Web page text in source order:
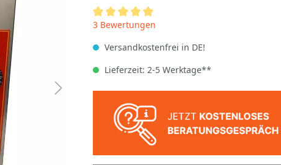
3 Bewertungen
Versandkostenfrei in DE!
Lieferzeit: 2-5 Werktage**